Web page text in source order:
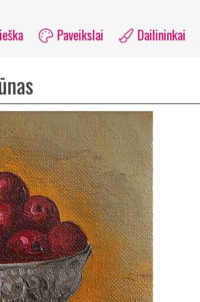
Paveikslai Dailininkai